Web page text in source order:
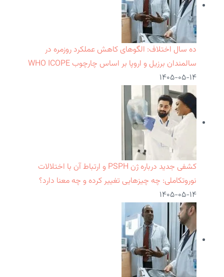
ده سال اختلاف: الگوهای کاهش عملکرد روزمره در
سالمندان برزیل و اروپا بر اساس چارچوب WHO ICOPE
۱۴۰۵-۰۵-۱۴
کشفی جدید درباره ژن PSPH و ارتباط آن با اختلالات
نوروتکاملی: چه چیزهایی تغییر کرده و چه معنا دارد؟
۱۴۰۵-۰۵-۱۴